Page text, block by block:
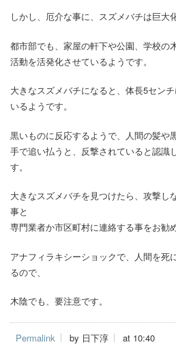
しかし、厄介な事に、スズメバチは巨大
都市部でも、家屋の軒下や公園、学校の
活動を活発化させているようです。
大きなスズメバチになると、体長5セン
いるようです。
黒いものに反応するようで、人間の髪や
手で追い払うと、反撃されていると認識
す。
大きなスズメバチを見つけたら、攻撃し
事と
専門業者か市区町村に連絡する事をお勧
アナフィラキシーショックで、人間を死
るので、
木陰でも、要注意です。
Permalink by 日下淳 at 10:40